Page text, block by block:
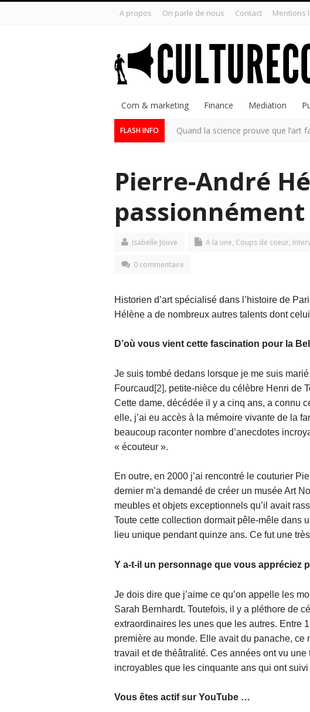
A propos On parle de nous Contact Mentions
Com & marketing Finance Mediation
FLASH INFO Quand la science prouve que l’art
Pierre-André
Isabelle Jouve A la une, Coups de coeur,
0 commentaire
Historien d’art spécialisé dans l’histoire de
Hélène a de nombreux autres talents dont
D’où vous vient cette fascination pour la
Je suis tombé dedans lorsque je me suis
Fourcaud [2], petite-nièce du célèbre Henri de
Cette dame, décédée il y a cinq ans, a connu
elle, j’ai eu accès à la mémoire vivante de la
beaucoup raconter nombre d’anecdotes
« écouteur ».
En outre, en 2000 j’ai rencontré le couturier
dernier m’a demandé de créer un musée Art
meubles et objets exceptionnels qu’il avait
Toute cette collection dormait pêle-mêle dans
lieu unique pendant quinze ans. Ce fut une
Y a-t-il un personnage que vous appréciez
Je dois dire que j’aime ce qu’on appelle les
Sarah Bernhardt. Toutefois, il y a pléthore de
extraordinaires les unes que les autres. Entre
première au monde. Elle avait du panache, ce
travail et de théâtralité. Ces années ont vu
incroyables que les cinquante ans qui ont
Vous êtes actif sur YouTube …